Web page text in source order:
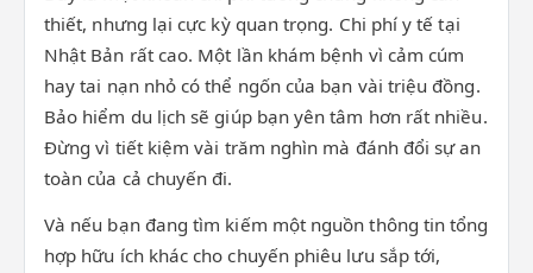
thiết, nhưng lại cực kỳ quan trọng. Chi phí y tế tại
Nhật Bản rất cao. Một lần khám bệnh vì cảm cúm
hay tai nạn nhỏ có thể ngốn của bạn vài triệu đồng.
Bảo hiểm du lịch sẽ giúp bạn yên tâm hơn rất nhiều.
Đừng vì tiết kiệm vài trăm nghìn mà đánh đổi sự an
toàn của cả chuyến đi.
Và nếu bạn đang tìm kiếm một nguồn thông tin tổng
hợp hữu ích khác cho chuyến phiêu lưu sắp tới,